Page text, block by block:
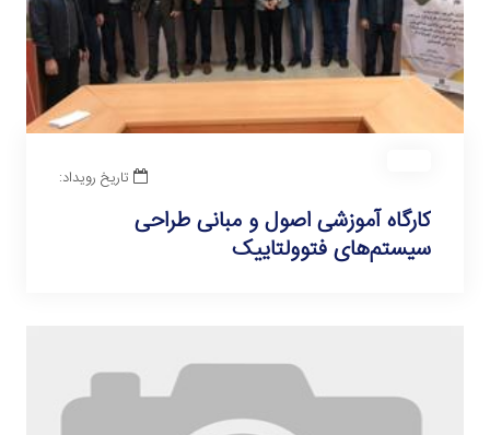
تاریخ رویداد:
کارگاه آموزشی اصول و مبانی طراحی
سیستم‌های فتوولتاییک